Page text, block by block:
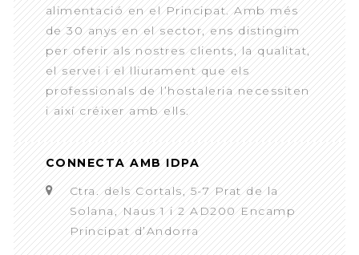
alimentació en el Principat. Amb més
de 30 anys en el sector, ens distingim
per oferir als nostres clients, la qualitat,
el servei i el lliurament que els
professionals de l’hostaleria necessiten
i així créixer amb ells.
CONNECTA AMB IDPA
Ctra. dels Cortals, 5-7 Prat de la
Solana, Naus 1 i 2 AD200 Encamp
Principat d’Andorra